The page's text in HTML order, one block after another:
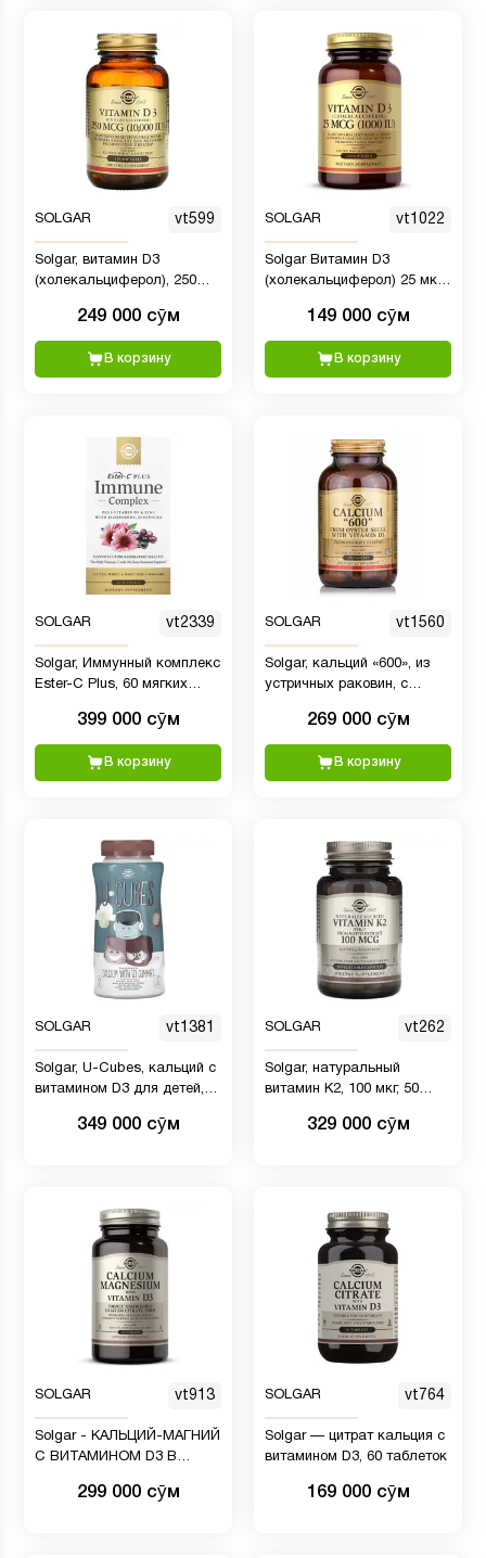
SOLGAR vt599
Solgar, витамин D3
(холекальциферол), 250
249 000 сӯм
В корзину
SOLGAR vt1022
Solgar Витамин D3
(холекальциферол) 25 мкг
капсул - Помогает
поддерживать здоровье
костей и зубов -
продуктов - 100 порций
149 000 сӯм
В корзину
SOLGAR vt2339
Solgar, Иммунный комплекс
Ester-C Plus, 60 мягких
399 000 сӯм
В корзину
SOLGAR vt1560
Solgar, кальций «600», из
устричных раковин, с
таблеток269 000 сӯм
В корзину
SOLGAR vt1381
Solgar, U-Cubes, кальций с
витамином D3 для детей,
жевательных мармеладок
349 000 сӯм
SOLGAR vt262
Solgar, натуральный
витамин K2, 100 мкг, 50
329 000 сӯм
SOLGAR vt913
Solgar - КАЛЬЦИЙ-МАГНИЙ
С ВИТАМИНОМ D3 В
299 000 сӯм
SOLGAR vt764
Solgar — цитрат кальция с
витамином D3, 60 таблеток
169 000 сӯм